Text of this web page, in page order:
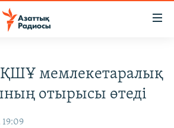
мемлекетаралық
отырысы өтеді